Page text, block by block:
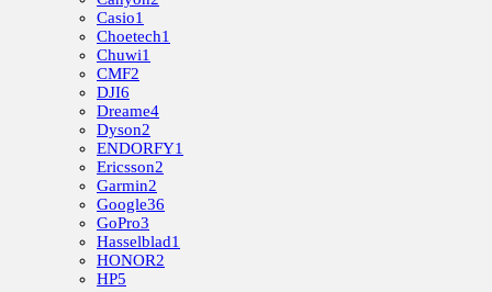
Casio1
Choetech1
Chuwi1
CMF2
DJI6
Dreame4
Dyson2
ENDORFY1
Ericsson2
Garmin2
Google36
GoPro3
Hasselblad1
HONOR2
HP5